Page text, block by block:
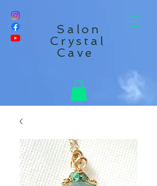
Salon
Crystal
Cave